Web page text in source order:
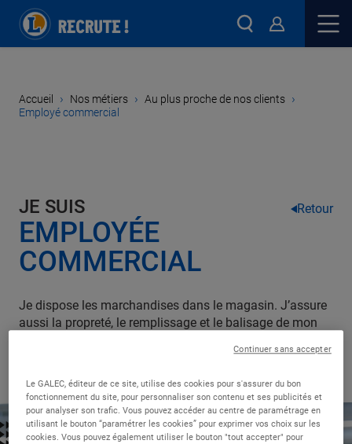
Accueil › Nos métiers › Au plus proche de nos clients ›
Employé commercial
JE SUIS
EMPLOYÉE
COMMERCIAL
Retour
Je dispose les marchandises dans le magasin. J’assure
aussi la propreté, le remplissage et le balisage de mon
mal à faire son choix, je suis le plus souvent la personne
Le GALEC, éditeur de ce site, utilise des cookies pour s'assurer du bon
fonctionnement du site, pour personnaliser son contenu et ses publicités et
pour analyser son trafic. Vous pouvez accéder au centre de paramétrage en
utilisant le bouton “paramétrer les cookies” pour exprimer vos choix sur les
cookies. Vous pouvez également utiliser le bouton "tout accepter" pour
Continuer sans accepter